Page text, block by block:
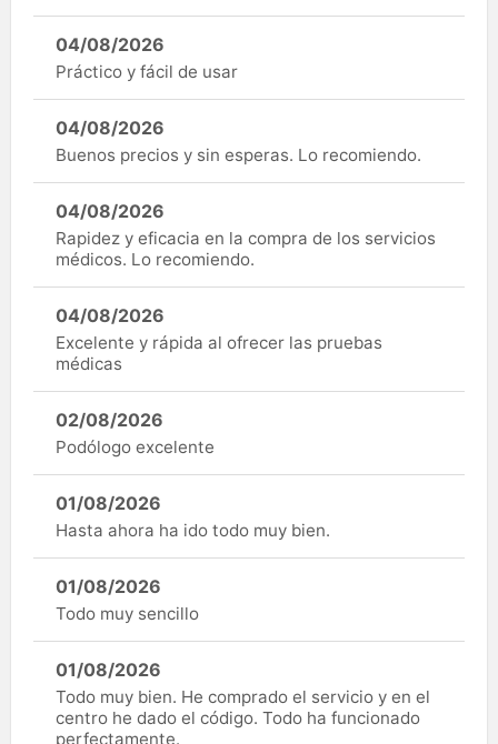
04/08/2026
Práctico y fácil de usar
04/08/2026
Buenos precios y sin esperas. Lo recomiendo.
04/08/2026
Rapidez y eficacia en la compra de los servicios
médicos. Lo recomiendo.
04/08/2026
Excelente y rápida al ofrecer las pruebas
médicas
02/08/2026
Podólogo excelente
01/08/2026
Hasta ahora ha ido todo muy bien.
01/08/2026
Todo muy sencillo
01/08/2026
Todo muy bien. He comprado el servicio y en el
centro he dado el código. Todo ha funcionado
perfectamente.